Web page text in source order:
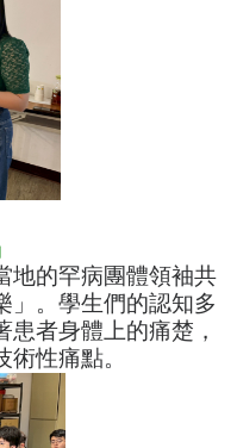
地的罕病團體領袖共
」。學生們的認知多
者身體上的痛楚，
性痛點。